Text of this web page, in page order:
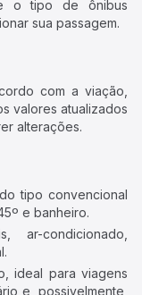
o tipo de ônibus
sua passagem.
com a viação,
valores atualizados
alterações.
tipo convencional
e banheiro.
ar-condicionado,
ideal para viagens
e, possivelmente,